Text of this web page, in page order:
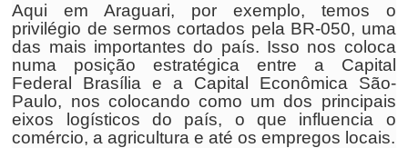
Aqui em Araguari, por exemplo, temos o
privilégio de sermos cortados pela BR-050, uma
das mais importantes do país. Isso nos coloca
numa posição estratégica entre a Capital
Federal Brasília e a Capital Econômica São-
Paulo, nos colocando como um dos principais
eixos logísticos do país, o que influencia o
comércio, a agricultura e até os empregos locais.